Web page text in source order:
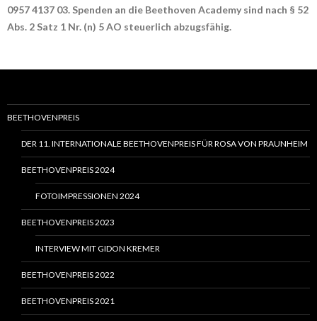
0957 4137 03. Spenden an die Beethoven Academy sind nach § 52
Abs. 2 Satz 1 Nr. (n) 5 AO steuerlich abzugsfähig.
BEETHOVENPREIS
DER 11. INTERNATIONALE BEETHOVENPREIS FÜR ROSA VON PRAUNHEIM
BEETHOVENPREIS 2024
FOTOIMPRESSIONEN 2024
BEETHOVENPREIS 2023
INTERVIEW MIT GIDON KREMER
BEETHOVENPREIS 2022
BEETHOVENPREIS 2021